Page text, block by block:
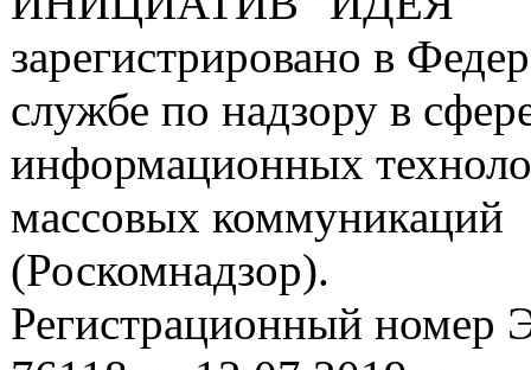
зарегистрировано в
службе по надзору в
информационных
массовых коммуникаций
(Роскомнадзор).
Регистрационный